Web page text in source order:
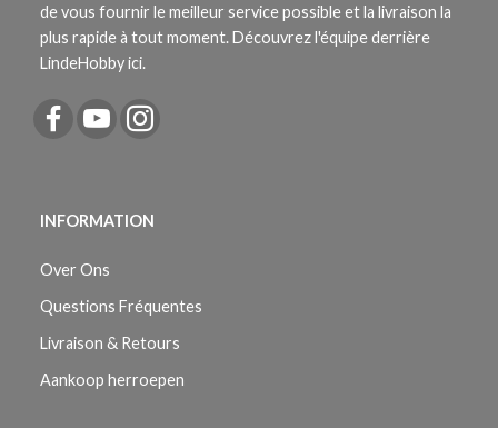
de vous fournir le meilleur service possible et la livraison la
plus rapide à tout moment. Découvrez l'équipe derrière
LindeHobby ici.
INFORMATION
Over Ons
Questions Fréquentes
Livraison & Retours
Aankoop herroepen